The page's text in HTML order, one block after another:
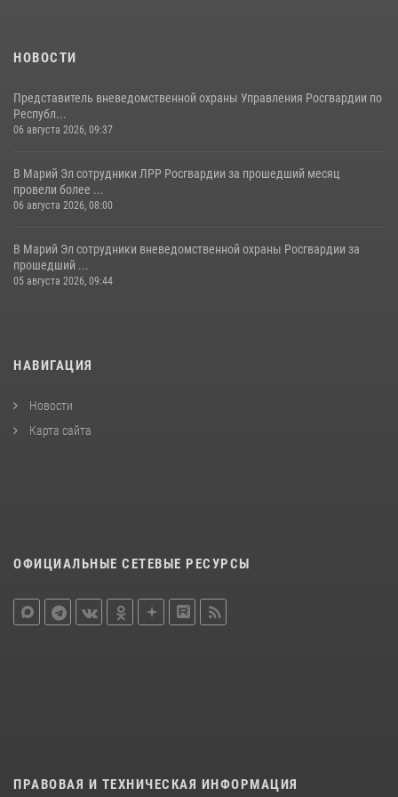
НОВОСТИ
Представитель вневедомственной охраны Управления Росгвардии по
Республ...
06 августа 2026, 09:37
В Марий Эл сотрудники ЛРР Росгвардии за прошедший месяц
провели более ...
06 августа 2026, 08:00
В Марий Эл сотрудники вневедомственной охраны Росгвардии за
прошедший ...
05 августа 2026, 09:44
НАВИГАЦИЯ
Новости
Карта сайта
ОФИЦИАЛЬНЫЕ СЕТЕВЫЕ РЕСУРСЫ
ПРАВОВАЯ И ТЕХНИЧЕСКАЯ ИНФОРМАЦИЯ